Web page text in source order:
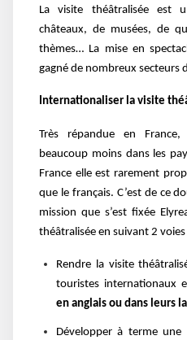
La visite théâtralisée est
châteaux, de musées, de
thèmes… La mise en
gagné de nombreux secteurs
Internationaliser la visite
Très répandue en
beaucoup moins dans les
France elle est rarement
que le français. C’est de ce
mission que s’est fixée
théâtralisée en suivant 2 voies
Rendre la visite
touristes internationaux
en anglais ou dans leurs
Développer à terme